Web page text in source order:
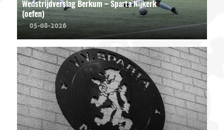
Wedstrijdverslag Berkum – Sparta Nijkerk
(oefen)
05-08-2026